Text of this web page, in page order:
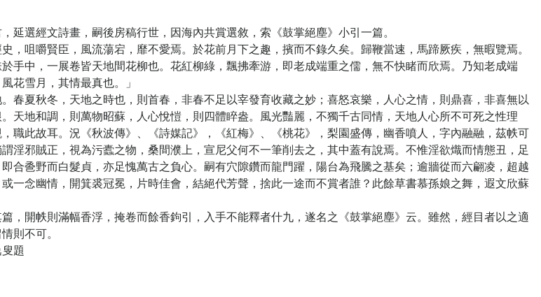
選經文詩畫，嗣後房稿行世，因海內共賞選敘，索《鼓掌絕塵》小引一篇。
咀嚼賢臣，風流蕩宕，靡不愛焉。於花前月下之趣，擯而不錄久矣。歸鞭當速，馬蹄厥疾，無暇覽焉。
手中，一展卷皆天地間花柳也。花紅柳綠，飄拂牽游，即老成端重之儒，無不快睹而欣焉。乃知老成端
花雪月，其情最真也。」
夏秋冬，天地之時也，則首春，非春不足以宰發育收藏之妙；喜怒哀樂，人心之情，則鼎喜，非喜無以
天地和調，則萬物昭蘇，人心悅愷，則四體睟盎。風光豔麗，不獨千古同情，天地人心所不可死之性理
職此故耳。況《秋波傳》、《詩媒記》，《紅梅》、《桃花》，梨園盛傳，幽香噴人，字內融融，茲帙可
淫邪賊正，視為污蠹之物，桑間濮上，宣尼父何不一筆削去之，其中蓋有說焉。不惟淫欲熾而情態丑，足
合巹野而白髮貞，亦足愧萬古之負心。嗣有穴隙鑽而龍門躍，陽台為飛騰之基矣；逾牆從而六翩凌，超越
一念幽情，開箕裘冠冕，片時佳會，結絕代芳聲，捨此一途而不賞者誰？此餘草書慕孫娘之舞，遐文欣蘇
開帙則滿幅香浮，掩卷而餘香鉤引，入手不能釋者什九，遂名之《鼓掌絕塵》云。雖然，經目者以之適
則不可。
題